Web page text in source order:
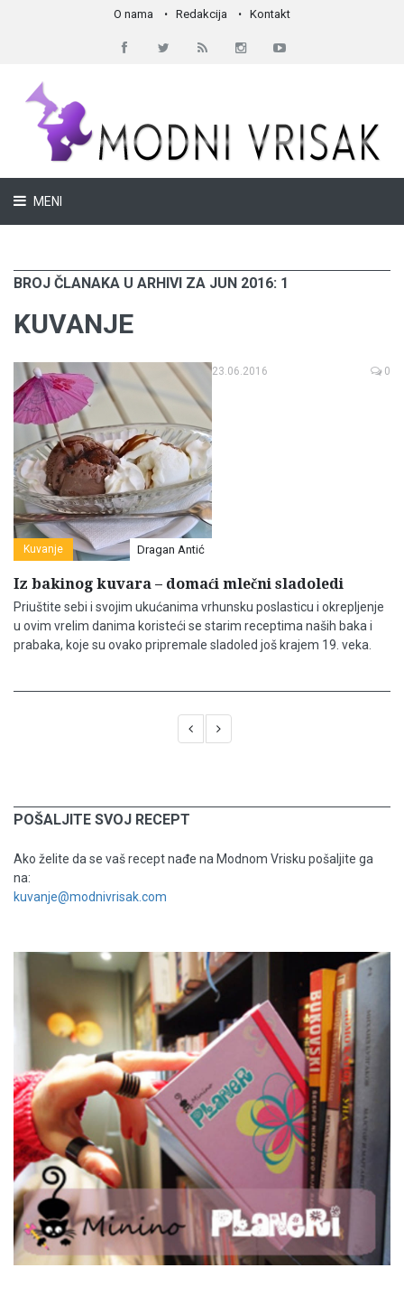
O nama Redakcija Kontakt
MENI
BROJ ČLANAKA U ARHIVI ZA JUN 2016: 1
KUVANJE
Kuvanje Dragan Antić
23.06.2016 0
Iz bakinog kuvara – domaći mlečni sladoledi
Priuštite sebi i svojim ukućanima vrhunsku poslasticu i okrepljenje
u ovim vrelim danima koristeći se starim receptima naših baka i
prabaka, koje su ovako pripremale sladoled još krajem 19. veka.
POŠALJITE SVOJ RECEPT
Ako želite da se vaš recept nađe na Modnom Vrisku pošaljite ga
na:
kuvanje@modnivrisak.com